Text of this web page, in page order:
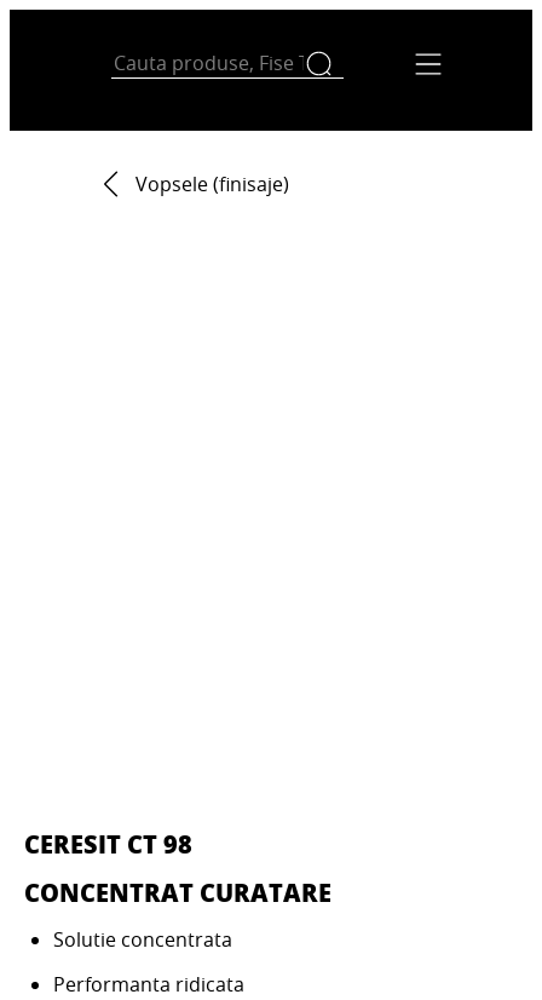
Vopsele (finisaje)
CERESIT CT 98
CONCENTRAT CURATARE
Solutie concentrata
Performanta ridicata